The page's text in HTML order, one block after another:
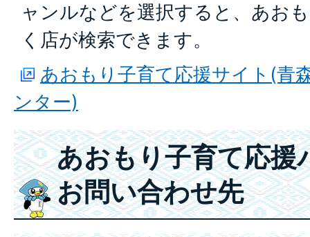
ャンルなどを選択すると、あお
く店が検索できます。
あおもり子育て応援サイト(青
ンター)
あおもり子育て応援
お問い合わせ先